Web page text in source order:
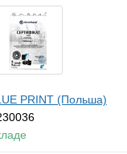
PRINT (Польша)